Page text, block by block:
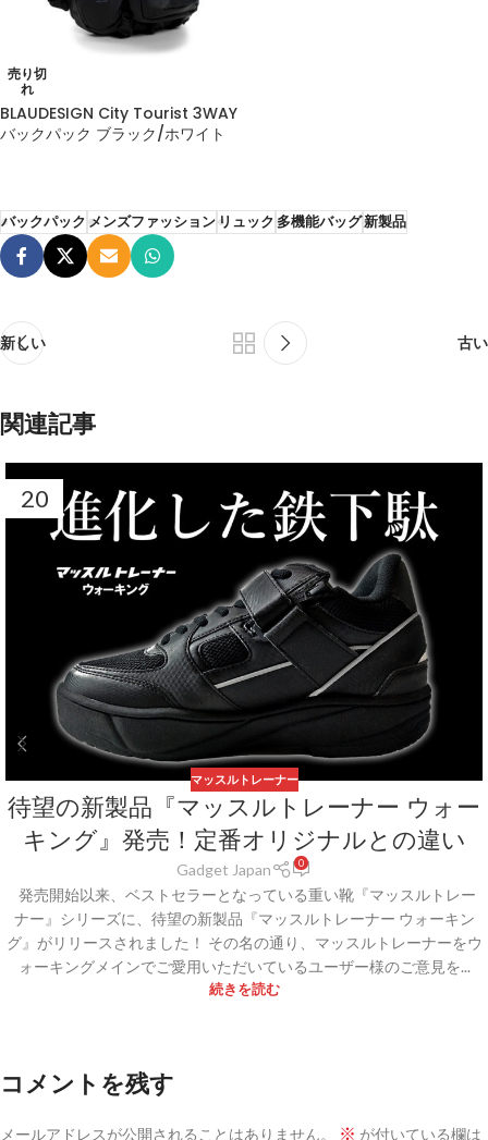
売り切
れ
BLAUDESIGN City Tourist 3WAY
バックパック ブラック/ホワイト
バックパック メンズファッションリュック 多機能バッグ新製品
新しい 古い
関連記事
20
マッスルトレーナー
待望の新製品『マッスルトレーナー ウォー
キング』発売！定番オリジナルとの違い
Gadget Japan 0
発売開始以来、ベストセラーとなっている重い靴『マッスルトレー
ナー』シリーズに、待望の新製品『マッスルトレーナー ウォーキン
グ』がリリースされました！ その名の通り、マッスルトレーナーをウ
ォーキングメインでご愛用いただいているユーザー様のご意見を...
続きを読む
コメントを残す
メールアドレスが公開されることはありません。 ※ が付いている欄は